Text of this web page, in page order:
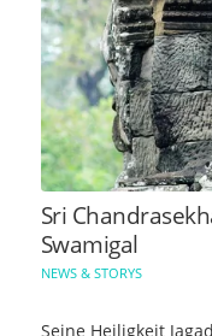
Sri
Swamigal
NEWS & STORYS
Seine Heiligkeit